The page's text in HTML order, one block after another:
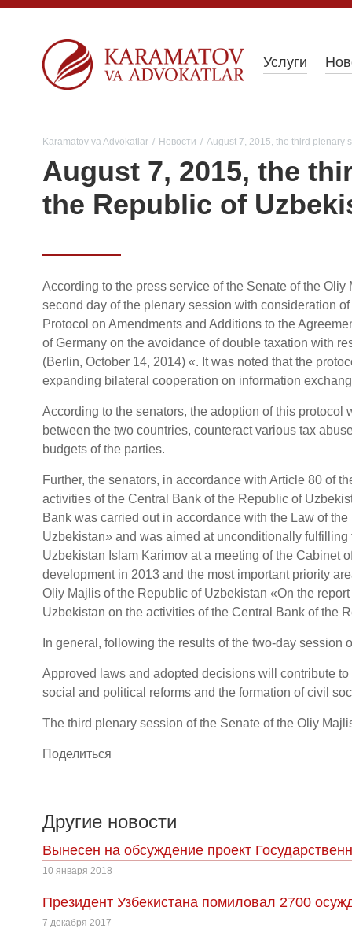
Услуги
Karamatov va Advokatlar / Новости / August 7, 2015, the third plenary
August 7, 2015, the
the Republic of
According to the press service of the Senate of the
second day of the plenary session with consideration
Protocol on Amendments and Additions to the
of Germany on the avoidance of double taxation with
(Berlin, October 14, 2014) «. It was noted that the
expanding bilateral cooperation on information
According to the senators, the adoption of this
between the two countries, counteract various tax
budgets of the parties.
Further, the senators, in accordance with Article 80 of
activities of the Central Bank of the Republic of
Bank was carried out in accordance with the Law of
Uzbekistan» and was aimed at unconditionally
Uzbekistan Islam Karimov at a meeting of the Cabinet
development in 2013 and the most important priority
Oliy Majlis of the Republic of Uzbekistan «On the
Uzbekistan on the activities of the Central Bank of the
In general, following the results of the two-day
Approved laws and adopted decisions will contribute
social and political reforms and the formation of civil
The third plenary session of the Senate of the Oliy
Поделиться
Другие новости
Вынесен на обсуждение проект
10 января 2018
Президент Узбекистана помиловал 2700
7 декабря 2017